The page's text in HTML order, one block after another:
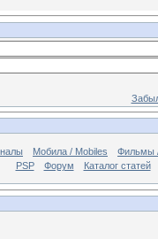
Мобила / Mobiles
Фильмы
PSP
Форум Каталог статей